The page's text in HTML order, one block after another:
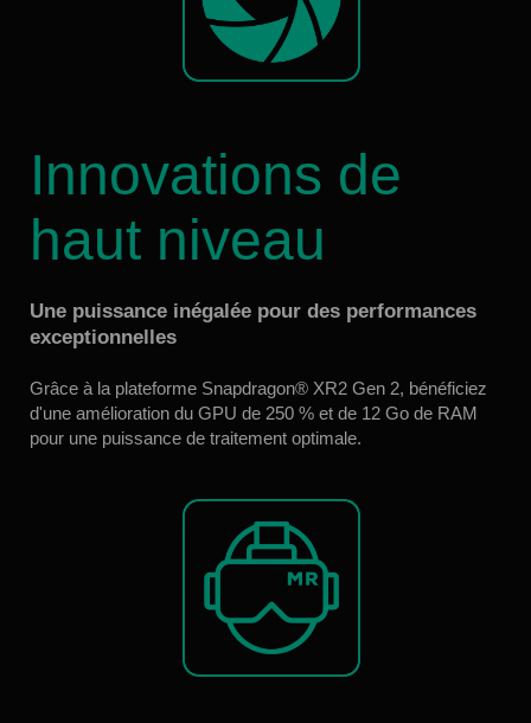
Innovations de
haut niveau
Une puissance inégalée pour des performances
exceptionnelles
Grâce à la plateforme Snapdragon® XR2 Gen 2, bénéficiez
d'une amélioration du GPU de 250 % et de 12 Go de RAM
pour une puissance de traitement optimale.